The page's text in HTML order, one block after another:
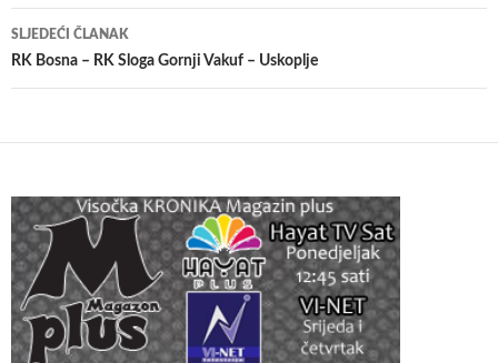
SLJEDEĆI ČLANAK
RK Bosna – RK Sloga Gornji Vakuf – Uskoplje